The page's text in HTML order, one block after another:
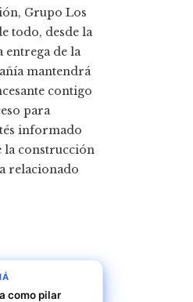
Grupo Los
todo, desde la
entrega de la
mantendrá
contigo
para
informado
la construcción
relacionado
como pilar